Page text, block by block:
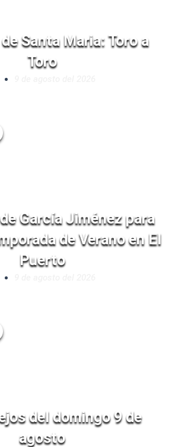
Santa Maria: Toro a
Toro
García Jiménez para
de Verano en El
Puerto
del domingo 9 de
agosto